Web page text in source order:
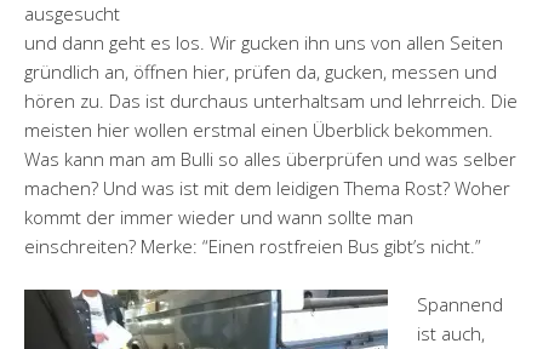
ausgesucht
und dann geht es los. Wir gucken ihn uns von allen Seiten
gründlich an, öffnen hier, prüfen da, gucken, messen und
hören zu. Das ist durchaus unterhaltsam und lehrreich. Die
meisten hier wollen erstmal einen Überblick bekommen.
Was kann man am Bulli so alles überprüfen und was selber
machen? Und was ist mit dem leidigen Thema Rost? Woher
kommt der immer wieder und wann sollte man
einschreiten? Merke: “Einen rostfreien Bus gibt’s nicht.”
Spannend
ist auch,